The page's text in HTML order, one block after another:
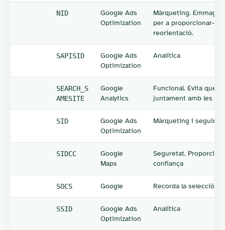
NID
Google Ads
Optimization
Màrqueting.
per a proporcionar-
reorientació.
SAPISID
Google Ads
Optimization
Analítica
SEARCH_S
AMESITE
Google
Analytics
Funcional. Evita que
juntament amb les
SID
Google Ads
Optimization
Màrqueting i
SIDCC
Google
Maps
Seguretat.
confiança
SOCS Google Recorda la selecció
SSID
Google Ads
Optimization
Analítica